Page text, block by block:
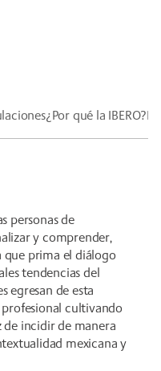
¿Por qué la IBERO?
personas de
y comprender,
que prima el diálogo
tendencias del
egresan de esta
cultivando
de incidir de manera
mexicana y